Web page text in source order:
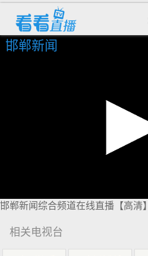
邯郸新闻
邯郸新闻综合频道在线直播【高清】
相关电视台